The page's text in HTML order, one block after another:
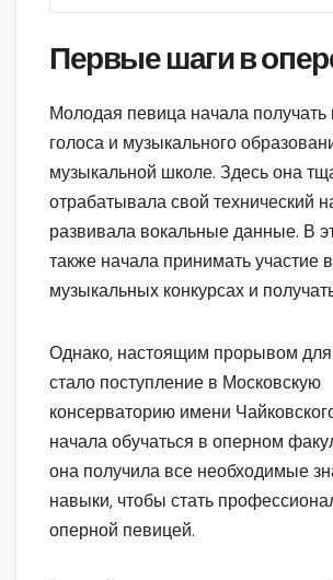
Первые шаги в
Молодая певица начала
голоса и музыкального
музыкальной школе. Здесь она
отрабатывала свой технический
развивала вокальные данные. В
также начала принимать участие
музыкальных конкурсах и
Однако, настоящим прорывом
стало поступление в Московскую
консерваторию имени
начала обучаться в оперном
она получила все необходимые
навыки, чтобы стать
оперной певицей.